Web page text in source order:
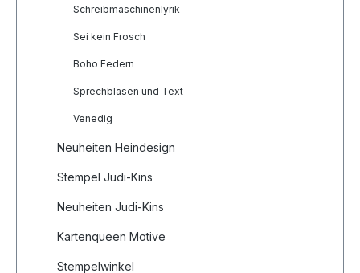
Schreibmaschinenlyrik
Sei kein Frosch
Boho Federn
Sprechblasen und Text
Venedig
Neuheiten Heindesign
Stempel Judi-Kins
Neuheiten Judi-Kins
Kartenqueen Motive
Stempelwinkel